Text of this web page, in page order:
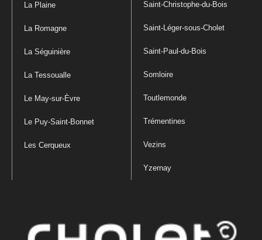
La Plaine
La Romagne
La Séguinière
La Tessoualle
Le May-sur-Èvre
Le Puy-Saint-Bonnet
Les Cerqueux
Saint-Christophe-du-Bois
Saint-Léger-sous-Cholet
Saint-Paul-du-Bois
Somloire
Toutlemonde
Trémentines
Vezins
Yzernay